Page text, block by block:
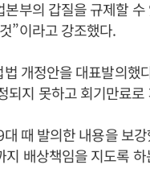
부의 갑질을 규제할
”이라고 강조했다.
개정안을 대표발의했
되지 못하고 회기만료로
때 발의한 내용을 보
배상책임을 지도록